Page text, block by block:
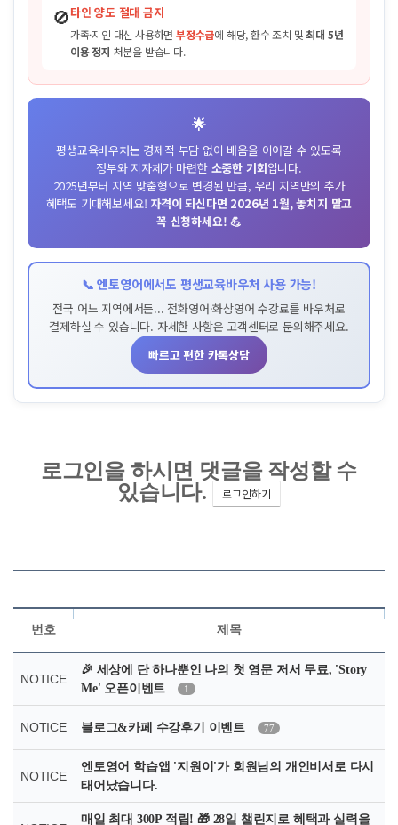
🚫타인 양도 절대 금지
가족·지인 대신 사용하면부정수급에 해당, 환수 조치 및최대 5년
이용 정지 처분을 받습니다.
🌟
평생교육바우처는 경제적 부담 없이 배움을 이어갈 수 있도록
정부와 지자체가 마련한 소중한 기회입니다.
2025년부터 지역 맞춤형으로 변경된 만큼, 우리 지역만의 추가
혜택도 기대해보세요! 자격이 되신다면 2026년 1월, 놓치지 말고
꼭 신청하세요! 💪
📞 엔토영어에서도 평생교육바우처 사용 가능!
전국 어느 지역에서든... 전화영어·화상영어 수강료를 바우처로
결제하실 수 있습니다. 자세한 사항은 고객센터로 문의해주세요.
빠르고 편한 카톡상담